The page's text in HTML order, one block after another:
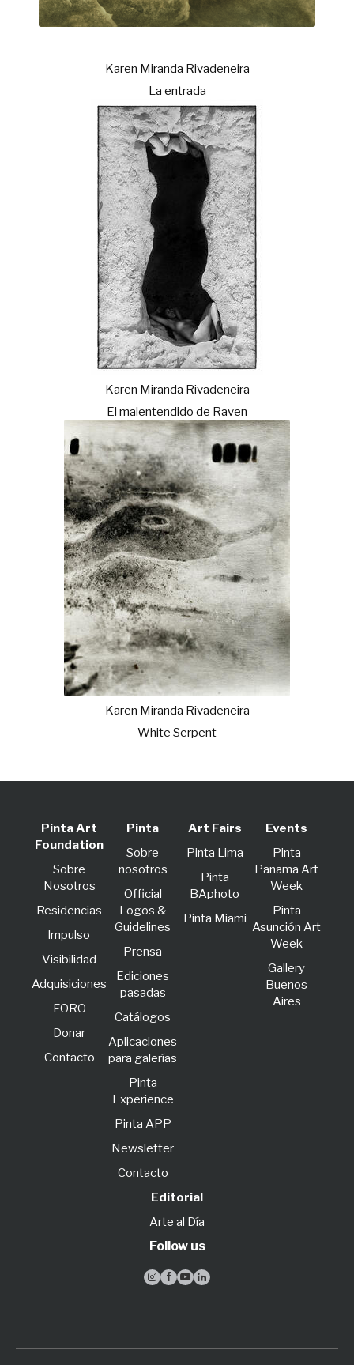
Karen Miranda Rivadeneira
La entrada
Karen Miranda Rivadeneira
El malentendido de Raven
Karen Miranda Rivadeneira
White Serpent
Pinta Art
Foundation
Sobre
Nosotros
Residencias
lmpulso
Visibilidad
Adquisiciones
FORO
Donar
Contacto
Pinta
Sobre
nosotros
Official
Logos &
Guidelines
Prensa
Ediciones
pasadas
Catálogos
Aplicaciones
para galerías
Pinta
Experience
Pinta APP
Newsletter
Contacto
Art Fairs
Pinta Lima
Pinta
BAphoto
Pinta Miami
Events
Pinta
Panama Art
Week
Pinta
Asunción Art
Week
Gallery
Buenos
Aires
Editorial
Arte al Día
Follow us
   